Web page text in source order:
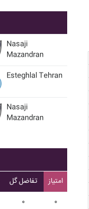
Nasaji
Mazandran
Esteghlal Tehran
Nasaji
Mazandran
تفاضل گل
امتیاز
۰ ۰